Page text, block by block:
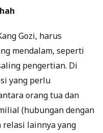
Gozi, harus
mendalam, seperti
pengertian. Di
yang perlu
orang tua dan
(hubungan dengan
relasi lainnya yang